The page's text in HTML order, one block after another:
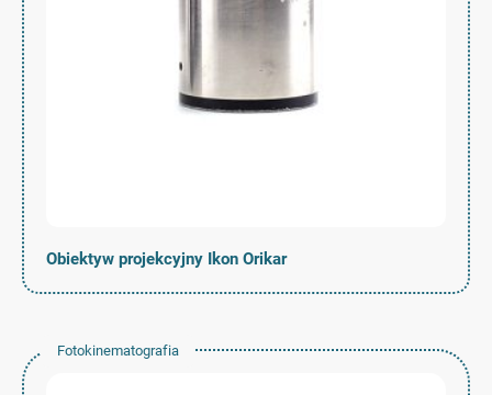
Obiektyw projekcyjny Ikon Orikar
Fotokinematografia